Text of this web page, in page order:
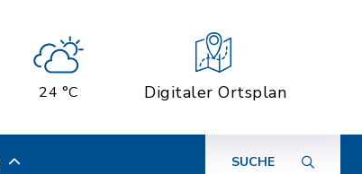
24 °C Digitaler Ortsplan
SUCHE